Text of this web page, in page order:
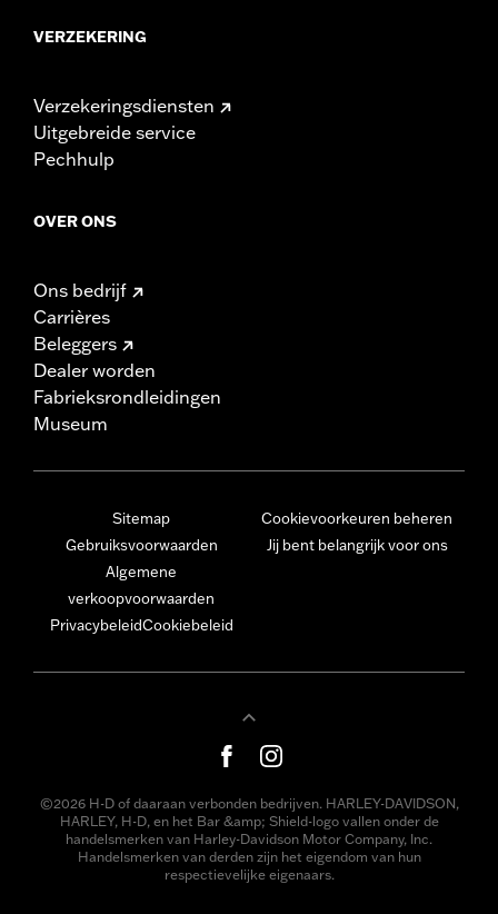
VERZEKERING
Verzekeringsdiensten
Uitgebreide service
Pechhulp
OVER ONS
Ons bedrijf
Carrières
Beleggers
Dealer worden
Fabrieksrondleidingen
Museum
Sitemap
Gebruiksvoorwaarden
Algemene
verkoopvoorwaarden
PrivacybeleidCookiebeleid
Cookievoorkeuren beheren
Jij bent belangrijk voor ons
©2026 H-D of daaraan verbonden bedrijven. HARLEY-DAVIDSON,
HARLEY, H-D, en het Bar &amp; Shield-logo vallen onder de
handelsmerken van Harley-Davidson Motor Company, Inc.
Handelsmerken van derden zijn het eigendom van hun
respectievelijke eigenaars.